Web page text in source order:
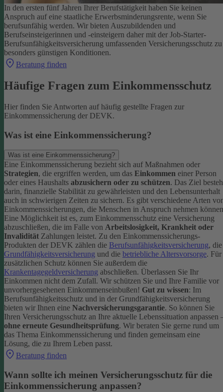
In den ersten fünf Jahren Ihrer Berufstätigkeit haben Sie keinen
Anspruch auf eine staatliche Erwerbsminderungsrente, wenn Sie
berufsunfähig werden. Wir bieten Auszubildenden und
Berufseinsteigerinnen und -einsteigern daher mit der Job-Starter-
Berufsunfähigkeitsversicherung umfassenden Versicherungsschutz zu
besonders günstigen Konditionen.
Beratung finden
Häufige Fragen zum Einkommensschutz
Hier finden Sie Antworten auf häufig gestellte Fragen zur
Einkommenssicherung der DEVK.
Was ist eine Einkommenssicherung?
Was ist eine Einkommenssicherung?
Eine Einkommenssicherung bezieht sich auf Maßnahmen oder
Strategien, die ergriffen werden, um das Einkommen einer Person
oder eines Haushalts abzusichern oder zu schützen. Das Ziel
darin, finanzielle Stabilität zu gewährleisten und den Lebensunterhalt
auch in schwierigen Zeiten zu sichern. Es gibt verschiedene Arten
Einkommenssicherungen, die Menschen in Anspruch nehmen
Eine Möglichkeit ist es, zum Einkommensschutz eine Versicherung
abzuschließen, die im Falle von Arbeitslosigkeit, Krankheit oder
Invalidität Zahlungen leistet. Zu den Einkommenssicherungs-
Produkten der DEVK zählen die Berufsunfähigkeitsversicherung, die
Grundfähigkeitsversicherung und die betriebliche Altersvorsorge. Für
zusätzlichen Schutz können Sie außerdem die
Krankentagegeldversicherung abschließen. Überlassen Sie Ihr
Einkommen nicht dem Zufall. Wir schützen Sie und Ihre Familie vor
unvorhergesehenen Einkommenseinbußen! Gut zu wissen: Im
Berufsunfähigkeitsschutz und in der Grundfähigkeitsversicherung
bieten wir Ihnen eine Nachversicherungsgarantie. So können Sie
Ihren Versicherungsschutz an Ihre aktuelle Lebenssituation anpassen
ohne erneute Gesundheitsprüfung. Wir beraten Sie gerne rund um
das Thema Einkommenssicherung und finden gemeinsam eine
Lösung, die zu Ihrem Leben passt.
Beratung finden
Wann sollte ich meinen Versicherungsschutz für die
Einkommenssicherung anpassen?